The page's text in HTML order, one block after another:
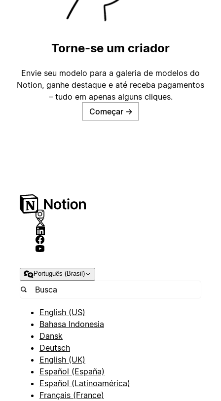
Torne-se um criador
Envie seu modelo para a galeria de modelos do
Notion, ganhe destaque e até receba pagamentos
– tudo em apenas alguns cliques.
Começar →
Português (Brasil)
English (US)
Bahasa Indonesia
Dansk
Deutsch
English (UK)
Español (España)
Español (Latinoamérica)
Français (France)